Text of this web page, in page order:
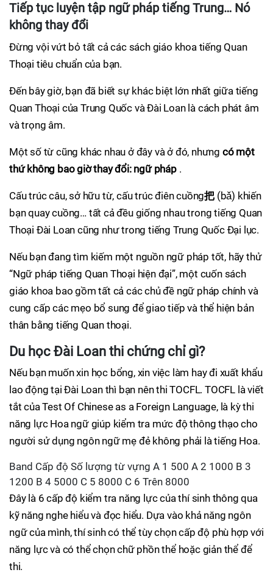
Tiếp tục luyện tập ngữ pháp tiếng Trung… Nó
không thay đổi
Đừng vội vứt bỏ tất cả các sách giáo khoa tiếng Quan
Thoại tiêu chuẩn của bạn.
Đến bây giờ, bạn đã biết sự khác biệt lớn nhất giữa tiếng
Quan Thoại của Trung Quốc và Đài Loan là cách phát âm
và trọng âm.
Một số từ cũng khác nhau ở đây và ở đó, nhưng có một
thứ không bao giờ thay đổi: ngữ pháp.
Cấu trúc câu, sở hữu từ, cấu trúc điên cuồng把 (bǎ) khiến
bạn quay cuồng… tất cả đều giống nhau trong tiếng Quan
Thoại Đài Loan cũng như trong tiếng Trung Quốc Đại lục.
Nếu bạn đang tìm kiếm một nguồn ngữ pháp tốt, hãy thử
“Ngữ pháp tiếng Quan Thoại hiện đại”, một cuốn sách
giáo khoa bao gồm tất cả các chủ đề ngữ pháp chính và
cung cấp các mẹo bổ sung để giao tiếp và thể hiện bản
thân bằng tiếng Quan thoại.
Du học Đài Loan thi chứng chỉ gì?
Nếu bạn muốn xin học bổng, xin việc làm hay đi xuất khẩu
lao động tại Đài Loan thì bạn nên thi TOCFL. TOCFL là viết
tắt của Test Of Chinese as a Foreign Language, là kỳ thi
năng lực Hoa ngữ giúp kiểm tra mức độ thông thạo cho
người sử dụng ngôn ngữ mẹ đẻ không phải là tiếng Hoa.
Band Cấp độ Số lượng từ vựng A 1 500 A 2 1000 B 3
1200 B 4 5000 C 5 8000 C 6 Trên 8000
Đây là 6 cấp độ kiểm tra năng lực của thí sinh thông qua
kỹ năng nghe hiểu và đọc hiểu. Dựa vào khả năng ngôn
ngữ của mình, thí sinh có thể tùy chọn cấp độ phù hợp với
năng lực và có thể chọn chữ phồn thể hoặc giản thể để
thi.